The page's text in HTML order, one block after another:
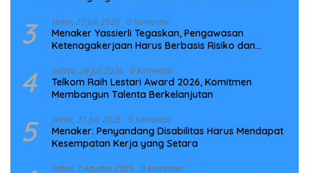
3 Senin, 27 Juli 2026 0 Komentar
Menaker Yassierli Tegaskan, Pengawasan
Ketenagakerjaan Harus Berbasis Risiko dan
4 Selasa, 28 Juli 2026 0 Komentar
Telkom Raih Lestari Award 2026, Komitmen
Membangun Talenta Berkelanjutan
5 Jumat, 31 Juli 2026 0 Komentar
Menaker: Penyandang Disabilitas Harus Mendapat
Kesempatan Kerja yang Setara
Sabtu, 1 Agustus 2026 0 Komentar